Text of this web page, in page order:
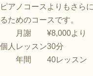
ピアノコースよりもさら
るためのコースです。
月謝
¥8,000より
個人レッスン30分
年間
40レッスン